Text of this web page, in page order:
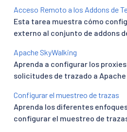
Acceso Remoto a los Addons de
Esta tarea muestra cómo
externo al conjunto de addons
Apache SkyWalking
Aprenda a configurar los
solicitudes de trazado a Apache
Configurar el muestreo de trazas
Aprenda los diferentes
configurar el muestreo de